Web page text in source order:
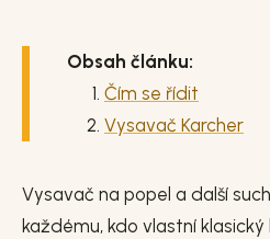
Obsah článku:
Čím se řídit
Vysavač Karcher
Vysavač na popel a další
každému, kdo vlastní